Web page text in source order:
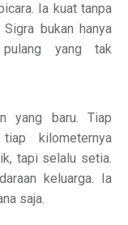
Ia kuat tanpa
bukan hanya
pulang yang tak
yang baru. Tiap
kilometernya
tapi selalu setia.
keluarga. Ia
saja.